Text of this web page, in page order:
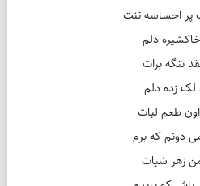
احساسه تنت
دلم
تنگه برات
زده دلم
طعم لبات
دونم که برم
زهر شبات